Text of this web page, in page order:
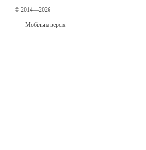
© 2014—2026
Мобільна версія